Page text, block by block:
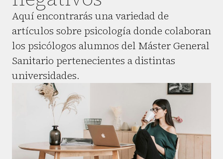
Aquí encontrarás una variedad de
artículos sobre psicología donde colaboran
los psicólogos alumnos del Máster General
Sanitario pertenecientes a distintas
universidades.